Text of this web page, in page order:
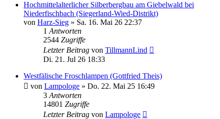
Hochmittelalterlicher Silberbergbau am Giebelwald bei
Niederfischbach (Siegerland-Wied-Distrikt)
von Harz-Sieg » Sa. 16. Mai 26 22:37
1 Antworten
2544 Zugriffe
Letzter Beitrag von TillmannLind
Di. 21. Jul 26 18:33
Westfälische Froschlampen (Gottfried Theis)
von Lampologe » Do. 22. Mai 25 16:49
3 Antworten
14801 Zugriffe
Letzter Beitrag von Lampologe